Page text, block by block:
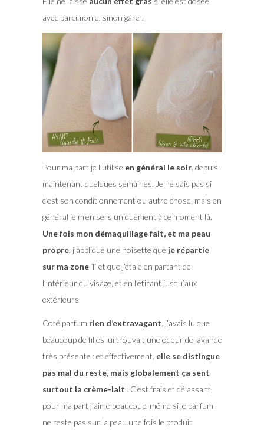
avec parcimonie, sinon gare !
Pour ma part je l’utilise en général le soir, depuis
maintenant quelques semaines. Je ne sais pas si
c’est son conditionnement ou autre chose, mais en
général je m’en sers uniquement à ce moment là.
Une fois mon démaquillage fait, et ma peau
propre, j’applique une noisette que je répartie
sur ma zone T et que j’étale en partant de
l’intérieur du visage, et en l’étirant jusqu’aux
extérieurs.
Coté parfum rien d’extravagant, j’avais lu que
beaucoup de filles lui trouvait une odeur de lavande
très présente : et effectivement, elle se distingue
pas mal du reste, mais globalement ça sent
surtout la crème-lait . C’est frais et délassant,
pour ma part j’aime beaucoup, même si le parfum
ne reste pas sur la peau une fois le produit